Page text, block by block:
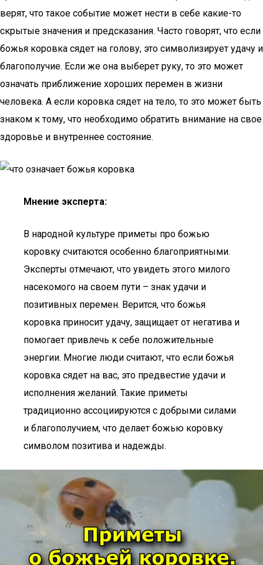
верят, что такое событие может нести в себе какие-то
скрытые значения и предсказания. Часто говорят, что если
божья коровка сядет на голову, это символизирует удачу и
благополучие. Если же она выберет руку, то это может
означать приближение хороших перемен в жизни
человека. А если коровка сядет на тело, то это может быть
знаком к тому, что необходимо обратить внимание на свое
здоровье и внутреннее состояние.
Мнение эксперта:
В народной культуре приметы про божью
коровку считаются особенно благоприятными.
Эксперты отмечают, что увидеть этого милого
насекомого на своем пути – знак удачи и
позитивных перемен. Верится, что божья
коровка приносит удачу, защищает от негатива и
помогает привлечь к себе положительные
энергии. Многие люди считают, что если божья
коровка сядет на вас, это предвестие удачи и
исполнения желаний. Такие приметы
традиционно ассоциируются с добрыми силами
и благополучием, что делает божью коровку
символом позитива и надежды.